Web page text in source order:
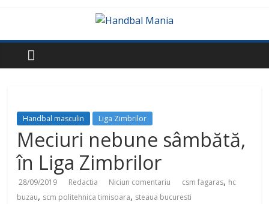
Handbal masculin Liga Zimbrilor
Meciuri nebune sâmbătă,
în Liga Zimbrilor
28/09/2019 Redactia Niciun comentariu csm fagaras, hc
buzau, scm politehnica timisoara, steaua bucuresti